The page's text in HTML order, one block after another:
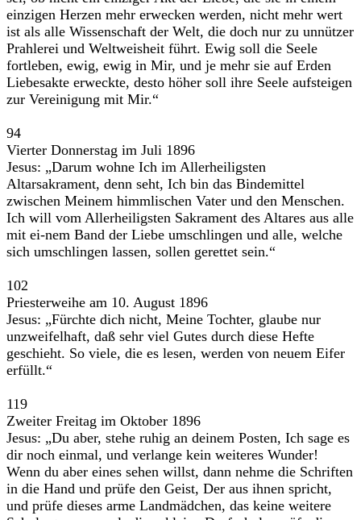
einzigen Herzen mehr erwecken werden, nicht mehr wert
ist als alle Wissenschaft der Welt, die doch nur zu unnützer
Prahlerei und Weltweisheit führt. Ewig soll die Seele
fortleben, ewig, ewig in Mir, und je mehr sie auf Erden
Liebesakte erweckte, desto höher soll ihre Seele aufsteigen
zur Vereinigung mit Mir.“
94
Vierter Donnerstag im Juli 1896
Jesus: „Darum wohne Ich im Allerheiligsten
Altarsakrament, denn seht, Ich bin das Bindemittel
zwischen Meinem himmlischen Vater und den Menschen.
Ich will vom Allerheiligsten Sakrament des Altares aus alle
mit ei-nem Band der Liebe umschlingen und alle, welche
sich umschlingen lassen, sollen gerettet sein.“
102
Priesterweihe am 10. August 1896
Jesus: „Fürchte dich nicht, Meine Tochter, glaube nur
unzweifelhaft, daß sehr viel Gutes durch diese Hefte
geschieht. So viele, die es lesen, werden von neuem Eifer
erfüllt.“
119
Zweiter Freitag im Oktober 1896
Jesus: „Du aber, stehe ruhig an deinem Posten, Ich sage es
dir noch einmal, und verlange kein weiteres Wunder!
Wenn du aber eines sehen willst, dann nehme die Schriften
in die Hand und prüfe den Geist, Der aus ihnen spricht,
und prüfe dieses arme Landmädchen, das keine weitere